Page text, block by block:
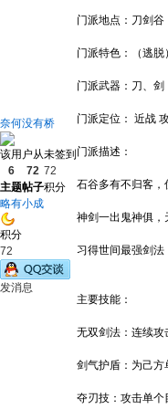
奈何没有桥
该用户从未签到
6
主题
72
帖子
72
积分
略有小成
积分
72
发消息
门派地点：刀剑谷
门派特色：（逃
门派武器：刀、剑
门派定位： 近战
门派描述：
石谷多有不归客，
神剑一出鬼神俱，
习得世间最强剑法
主要技能：
无双剑法：连续攻
剑气护盾：为己方
夺刃技：攻击单个